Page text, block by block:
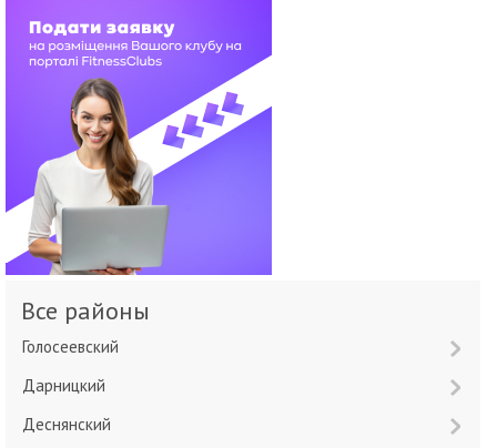
Все районы
Голосеевский
Дарницкий
Деснянский